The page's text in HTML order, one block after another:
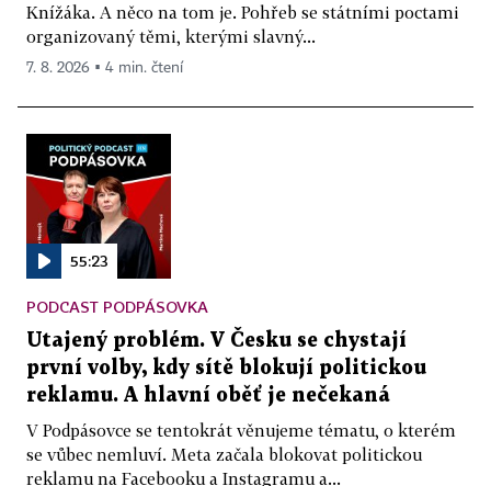
Knížáka. A něco na tom je. Pohřeb se státními poctami
organizovaný těmi, kterými slavný...
7. 8. 2026 ▪ 4 min. čtení
55:23
PODCAST PODPÁSOVKA
Utajený problém. V Česku se chystají
první volby, kdy sítě blokují politickou
reklamu. A hlavní oběť je nečekaná
V Podpásovce se tentokrát věnujeme tématu, o kterém
se vůbec nemluví. Meta začala blokovat politickou
reklamu na Facebooku a Instagramu a...